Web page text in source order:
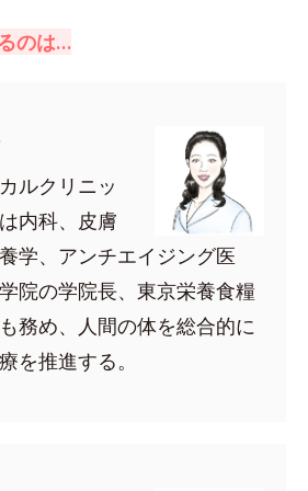
のは…
ルクリニッ
内科、皮膚
学、アンチエイジング医
院の学院長、東京栄養食糧
務め、人間の体を総合的に
を推進する。